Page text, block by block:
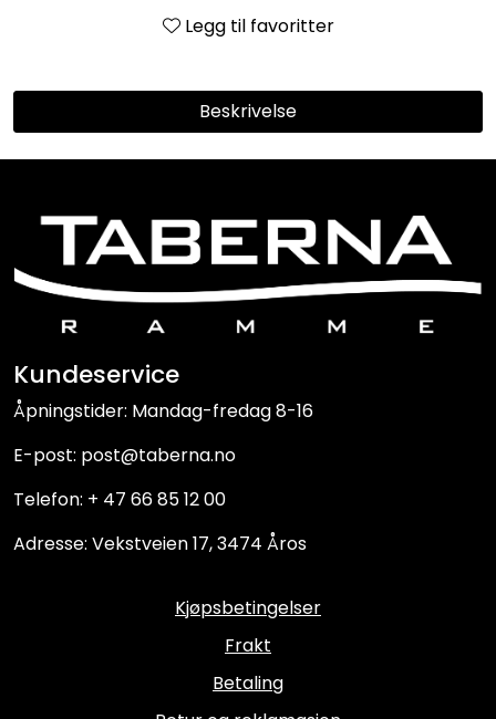
Legg til favoritter
Beskrivelse
Kundeservice
Åpningstider: Mandag-fredag 8-16
E-post: post@taberna.no
Telefon: + 47 66 85 12 00
Adresse: Vekstveien 17, 3474 Åros
Kjøpsbetingelser
Frakt
Betaling